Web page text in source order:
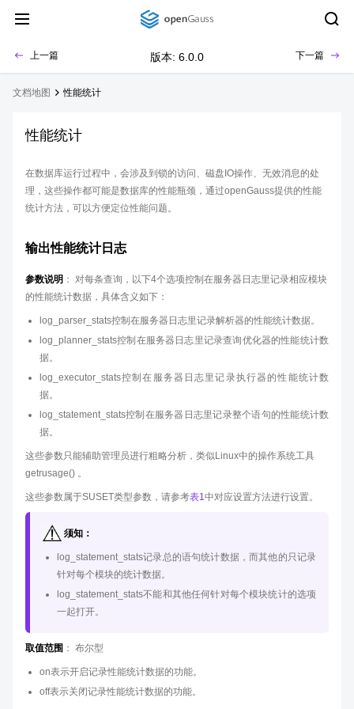
上一篇 版本: 6.0.0 下一篇
文档地图 性能统计
性能统计
在数据库运行过程中，会涉及到锁的访问、磁盘IO操作、无效消息的处
理，这些操作都可能是数据库的性能瓶颈，通过openGauss提供的性能
统计方法，可以方便定位性能问题。
输出性能统计日志
参数说明 ： 对每条查询，以下4个选项控制在服务器日志里记录相应模块
的性能统计数据，具体含义如下：
log_parser_stats控制在服务器日志里记录解析器的性能统计数据。
log_planner_stats控制在服务器日志里记录查询优化器的性能统计数
据。
log_executor_stats控制在服务器日志里记录执行器的性能统计数
据。
log_statement_stats控制在服务器日志里记录整个语句的性能统计数
据。
这些参数只能辅助管理员进行粗略分析，类似Linux中的操作系统工具
getrusage() 。
这些参数属于SUSET类型参数，请参考表1中对应设置方法进行设置。
须知：
log_statement_stats记录总的语句统计数据，而其他的只记录
针对每个模块的统计数据。
log_statement_stats不能和其他任何针对每个模块统计的选项
一起打开。
取值范围 ： 布尔型
on表示开启记录性能统计数据的功能。
off表示关闭记录性能统计数据的功能。